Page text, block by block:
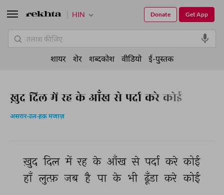
ख़ुद दिल में रह के आँख से पर्दा करे कोई
असरार-उल-हक़ मजाज़
ख़ुद दिल में रह के आँख से पर्दा करे कोई
हाँ लुत्फ़ जब है पा के भी ढूँडा करे कोई
HIN Get App
Donate
शायर शेर शब्दकोश वीडियो ई-पुस्तक